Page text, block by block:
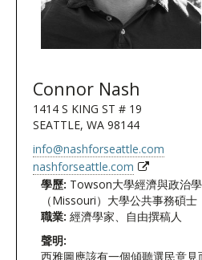
Connor Nash
1414 S KING ST # 19
SEATTLE, WA 98144
info@nashforseattle.com
nashforseattle.com
學歷: Towson大學經濟與政治
（Missouri）大學公共事務碩士
職業: 經濟學家、自由撰稿人
聲明:
西雅圖應該有一個傾聽選民意